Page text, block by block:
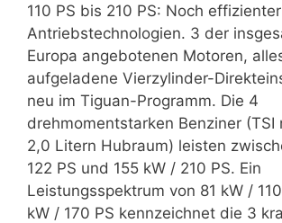
110 PS bis 210 PS: Noch
Antriebstechnologien. 3 der
Europa angebotenen Motoren,
aufgeladene Vierzylinder-
neu im Tiguan-Programm. Die 4
drehmomentstarken Benziner (TSI
2,0 Litern Hubraum) leisten
122 PS und 155 kW / 210 PS. Ein
Leistungsspektrum von 81 kW /
kW / 170 PS kennzeichnet die 3